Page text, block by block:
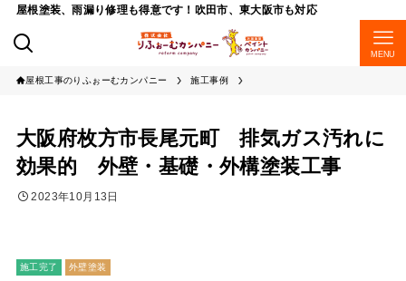
屋根塗装、雨漏り修理も得意です！吹田市、東大阪市も対応
MENU
屋根工事のりふぉーむカンパニー 施工事例
大阪府枚方市長尾元町 排気ガス汚れに
効果的 外壁・基礎・外構塗装工事
2023年10月13日
施工完了 外壁塗装